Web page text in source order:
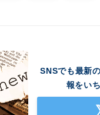
SNSでも最新
報をい